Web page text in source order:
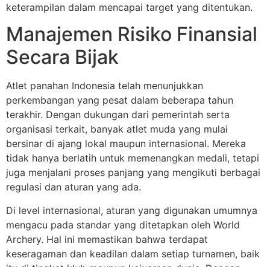
keterampilan dalam mencapai target yang ditentukan.
Manajemen Risiko Finansial
Secara Bijak
Atlet panahan Indonesia telah menunjukkan
perkembangan yang pesat dalam beberapa tahun
terakhir. Dengan dukungan dari pemerintah serta
organisasi terkait, banyak atlet muda yang mulai
bersinar di ajang lokal maupun internasional. Mereka
tidak hanya berlatih untuk memenangkan medali, tetapi
juga menjalani proses panjang yang mengikuti berbagai
regulasi dan aturan yang ada.
Di level internasional, aturan yang digunakan umumnya
mengacu pada standar yang ditetapkan oleh World
Archery. Hal ini memastikan bahwa terdapat
keseragaman dan keadilan dalam setiap turnamen, baik